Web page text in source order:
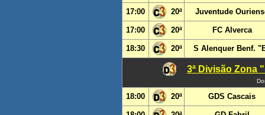
17:00 20ª Juventude
17:00 20ª FC Alverca
18:30 20ª S Alenquer Benf.
3ª Divisão Zona
18:00 20ª GDS Cascais